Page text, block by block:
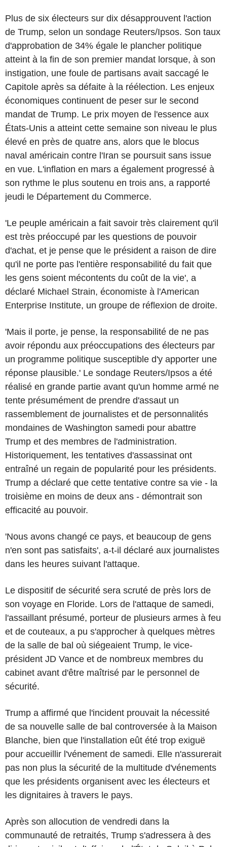
Plus de six électeurs sur dix désapprouvent l'action
de Trump, selon un sondage Reuters/Ipsos. Son taux
d'approbation de 34% égale le plancher politique
atteint à la fin de son premier mandat lorsque, à son
instigation, une foule de partisans avait saccagé le
Capitole après sa défaite à la réélection. Les enjeux
économiques continuent de peser sur le second
mandat de Trump. Le prix moyen de l'essence aux
États-Unis a atteint cette semaine son niveau le plus
élevé en près de quatre ans, alors que le blocus
naval américain contre l'Iran se poursuit sans issue
en vue. L'inflation en mars a également progressé à
son rythme le plus soutenu en trois ans, a rapporté
jeudi le Département du Commerce.
'Le peuple américain a fait savoir très clairement qu'il
est très préoccupé par les questions de pouvoir
d'achat, et je pense que le président a raison de dire
qu'il ne porte pas l'entière responsabilité du fait que
les gens soient mécontents du coût de la vie', a
déclaré Michael Strain, économiste à l'American
Enterprise Institute, un groupe de réflexion de droite.
'Mais il porte, je pense, la responsabilité de ne pas
avoir répondu aux préoccupations des électeurs par
un programme politique susceptible d'y apporter une
réponse plausible.' Le sondage Reuters/Ipsos a été
réalisé en grande partie avant qu'un homme armé ne
tente présumément de prendre d'assaut un
rassemblement de journalistes et de personnalités
mondaines de Washington samedi pour abattre
Trump et des membres de l'administration.
Historiquement, les tentatives d'assassinat ont
entraîné un regain de popularité pour les présidents.
Trump a déclaré que cette tentative contre sa vie - la
troisième en moins de deux ans - démontrait son
efficacité au pouvoir.
'Nous avons changé ce pays, et beaucoup de gens
n'en sont pas satisfaits', a-t-il déclaré aux journalistes
dans les heures suivant l'attaque.
Le dispositif de sécurité sera scruté de près lors de
son voyage en Floride. Lors de l'attaque de samedi,
l'assaillant présumé, porteur de plusieurs armes à feu
et de couteaux, a pu s'approcher à quelques mètres
de la salle de bal où siégeaient Trump, le vice-
président JD Vance et de nombreux membres du
cabinet avant d'être maîtrisé par le personnel de
sécurité.
Trump a affirmé que l'incident prouvait la nécessité
de sa nouvelle salle de bal controversée à la Maison
Blanche, bien que l'installation eût été trop exiguë
pour accueillir l'vénement de samedi. Elle n'assurerait
pas non plus la sécurité de la multitude d'vénements
que les présidents organisent avec les électeurs et
les dignitaires à travers le pays.
Après son allocution de vendredi dans la
communauté de retraités, Trump s'adressera à des